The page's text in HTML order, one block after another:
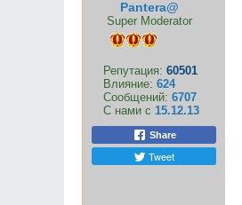
Pantera@
Super Moderator
Репутация: 60501
Влияние: 624
Сообщений: 6707
С нами с 15.12.13
Share
Tweet